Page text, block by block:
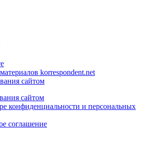
korrespondent.net
сайтом
сайтом
конфиденциальности и персональных
соглашение